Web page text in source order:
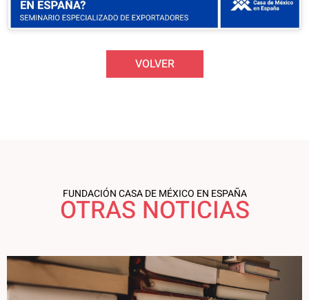
VOLVER
FUNDACIÓN CASA DE MÉXICO EN ESPAÑA
OTRAS NOTICIAS